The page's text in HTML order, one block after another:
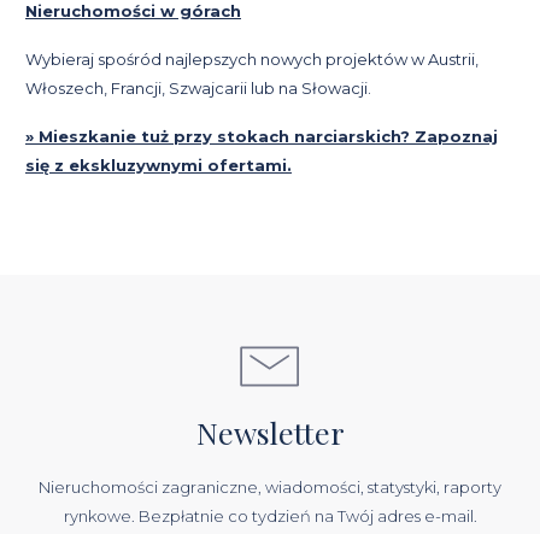
Nieruchomości w górach
Wybieraj spośród najlepszych nowych projektów w Austrii,
Włoszech, Francji, Szwajcarii lub na Słowacji.
» Mieszkanie tuż przy stokach narciarskich? Zapoznaj
się z ekskluzywnymi ofertami.
Newsletter
Nieruchomości zagraniczne, wiadomości, statystyki, raporty
rynkowe. Bezpłatnie co tydzień na Twój adres e-mail.